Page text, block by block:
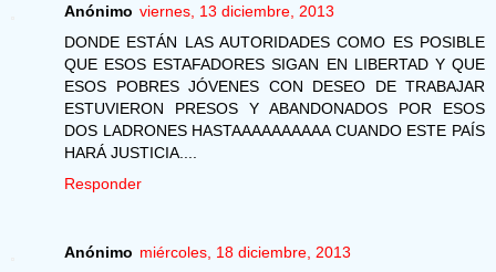
Anónimo viernes, 13 diciembre, 2013
DONDE ESTÁN LAS AUTORIDADES COMO ES POSIBLE
QUE ESOS ESTAFADORES SIGAN EN LIBERTAD Y QUE
ESOS POBRES JÓVENES CON DESEO DE TRABAJAR
ESTUVIERON PRESOS Y ABANDONADOS POR ESOS
DOS LADRONES HASTAAAAAAAAAA CUANDO ESTE PAÍS
HARÁ JUSTICIA....
Responder
Anónimo miércoles, 18 diciembre, 2013